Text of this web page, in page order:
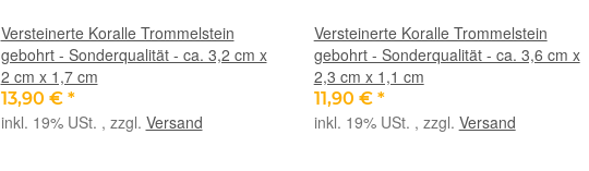
Versteinerte Koralle Trommelstein
gebohrt - Sonderqualität - ca. 3,2 cm x
2 cm x 1,7 cm
13,90 € *
inkl. 19% USt. , zzgl. Versand
Versteinerte Koralle Trommelstein
gebohrt - Sonderqualität - ca. 3,6 cm x
2,3 cm x 1,1 cm
11,90 € *
inkl. 19% USt. , zzgl. Versand